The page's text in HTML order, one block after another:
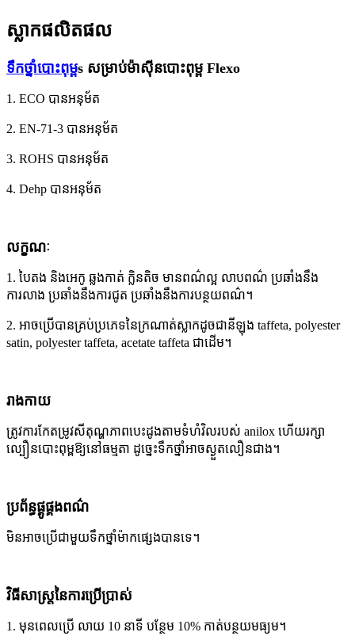
ស្លាកផលិតផល
ទឹកថ្នាំបោះពុម្ពs សម្រាប់ម៉ាស៊ីនបោះពុម្ព Flexo
1. ECO បានអនុម័ត
2. EN-71-3 បានអនុម័ត
3. ROHS បានអនុម័ត
4. Dehp បានអនុម័ត
លក្ខណៈ
1. បៃតង និងអេកូ ឆ្លងកាត់ ក្លិនតិច មានពណ៌ល្អ លាបពណ៌ ប្រឆាំងនឹង
ការលាង ប្រឆាំងនឹងការជូត ប្រឆាំងនឹងការបន្ថយពណ៌។
2. អាចប្រើបានគ្រប់ប្រភេទនៃក្រណាត់ស្លាកដូចជានីឡុង taffeta, polyester
satin, polyester taffeta, acetate taffeta ជាដើម។
រាងកាយ
ត្រូវ​ការ​កែ​តម្រូវ​សីតុណ្ហភាព​បេះដូង​តាម​ទំហំ​វិល​របស់ anilox ហើយ​រក្សា​
ល្បឿន​បោះពុម្ព​ឱ្យ​នៅ​ធម្មតា ដូច្នេះ​ទឹកថ្នាំ​អាច​ស្ងួត​លឿន​ជាង។
ប្រព័ន្ធផ្គូផ្គងពណ៌
មិនអាចប្រើជាមួយទឹកថ្នាំម៉ាកផ្សេងបានទេ។
វិធីសាស្រ្តនៃការប្រើប្រាស់
1. មុនពេលប្រើ លាយ 10 នាទី បន្ថែម 10% កាត់បន្ថយមធ្យម។